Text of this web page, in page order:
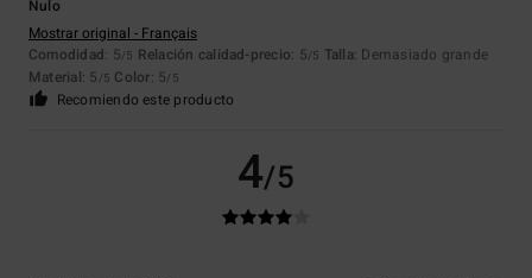
Nulo
Mostrar original - Français
Comodidad: 5/5 Relación calidad-precio: 5/5 Talla: Demasiado grande
Material: 5 /5 Color: 5/5
Recomiendo este producto
4/5